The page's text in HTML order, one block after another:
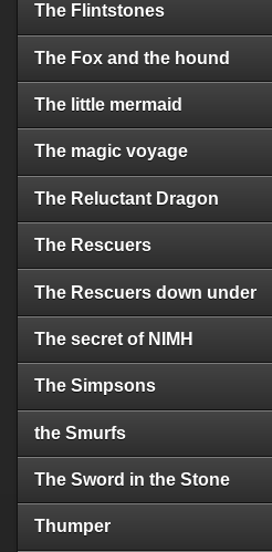
The Flintstones
The Fox and the hound
The little mermaid
The magic voyage
The Reluctant Dragon
The Rescuers
The Rescuers down under
The secret of NIMH
The Simpsons
the Smurfs
The Sword in the Stone
Thumper